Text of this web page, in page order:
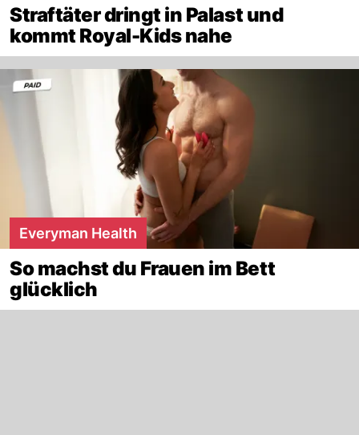
Straftäter dringt in Palast und
kommt Royal-Kids nahe
Everyman Health
So machst du Frauen im Bett
glücklich